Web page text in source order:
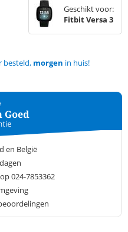
Geschikt voor:
Fitbit Versa 3
morgen in huis!
en België
024-7853362